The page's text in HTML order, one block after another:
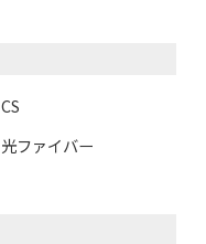
CS
光ファイバー